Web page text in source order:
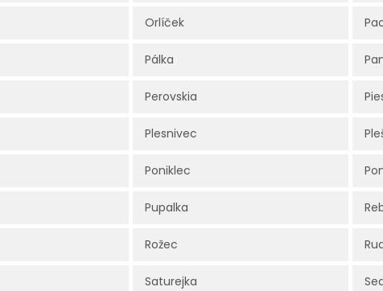
Orlíček
Pálka
Perovskia
Plesnivec
Poniklec
Pupalka
Rožec
Saturejka